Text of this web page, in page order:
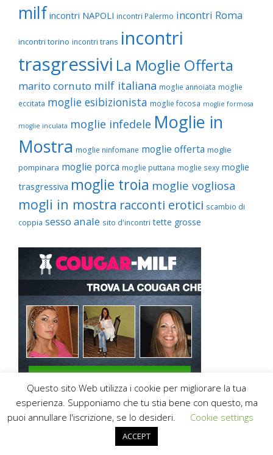
milf incontri NAPOLI incontri Palermo incontri Roma
incontri torino incontri trans incontri
trasgressivi La Moglie Offerta
marito cornuto milf italiana moglie annoiata moglie
eccitata moglie esibizionista moglie focosa moglie formosa
moglie inculata moglie infedele Moglie in
Mostra moglie ninfomane moglie offerta moglie
pompinara moglie porca moglie puttana moglie sexy moglie
trasgressiva moglie troia moglie vogliosa
mogli in mostra racconti erotici scambio di
coppia sesso anale sito d'incontri tette grosse
Mogli in Mostra
Questo sito Web utilizza i cookie per migliorare la tua
esperienza. Supponiamo che tu stia bene con questo, ma
puoi annullare l'iscrizione, se lo desideri.
Cookie settings
ACCEPT